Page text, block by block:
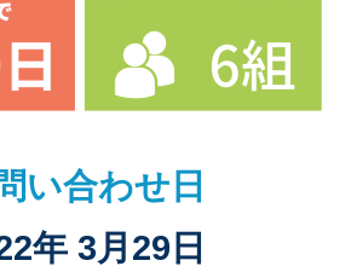
い合わせ日
年 3月29日